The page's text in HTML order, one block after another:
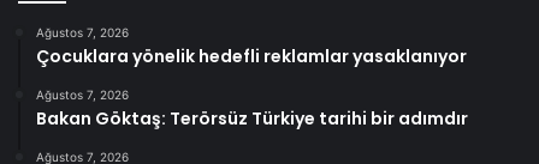
Ağustos 7, 2026
Çocuklara yönelik hedefli reklamlar yasaklanıyor
Ağustos 7, 2026
Bakan Göktaş: Terörsüz Türkiye tarihi bir adımdır
Ağustos 7, 2026